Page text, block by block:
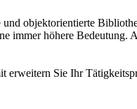
objektorientierte
höhere
erweitern Sie Ihr